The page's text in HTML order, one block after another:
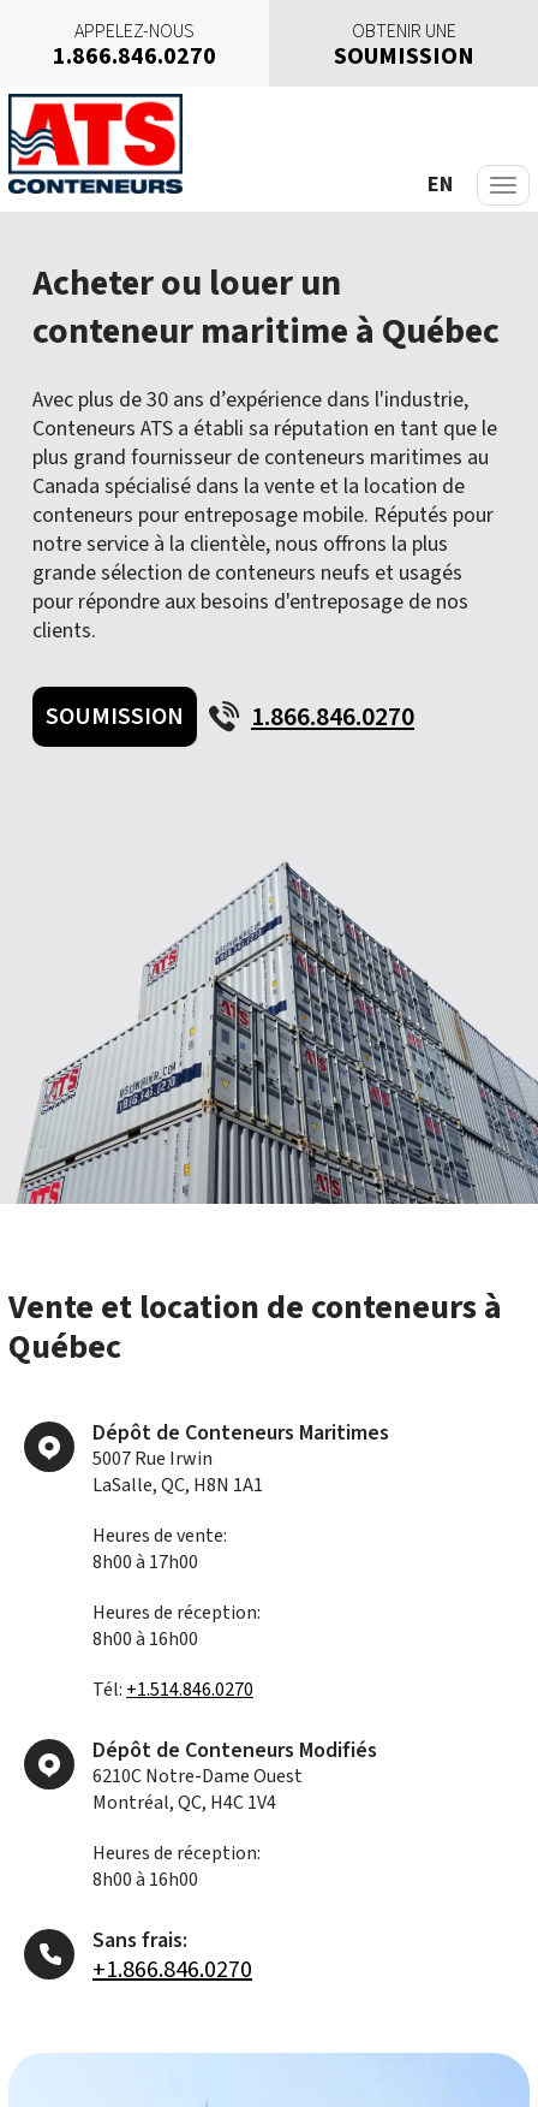
A
r
APPELEZ-NOUS
1.866.846.0270
OBTENIR UNE
SOUMISSION
EN
Acheter ou louer un
conteneur maritime à Québec
Avec plus de 30 ans d’expérience dans l'industrie,
Conteneurs ATS a établi sa réputation en tant que le
plus grand fournisseur de conteneurs maritimes au
Canada spécialisé dans la vente et la location de
conteneurs pour entreposage mobile. Réputés pour
notre service à la clientèle, nous offrons la plus
grande sélection de conteneurs neufs et usagés
pour répondre aux besoins d'entreposage de nos
clients.
SOUMISSION 1.866.846.0270
Vente et location de conteneurs à
Québec
Dépôt de Conteneurs Maritimes
5007 Rue Irwin
LaSalle, QC, H8N 1A1
Heures de vente:
8h00 à 17h00
Heures de réception:
8h00 à 16h00
Tél: +1.514.846.0270
Dépôt de Conteneurs Modifiés
6210C Notre-Dame Ouest
Montréal, QC, H4C 1V4
Heures de réception:
8h00 à 16h00
Sans frais:
+1.866.846.0270